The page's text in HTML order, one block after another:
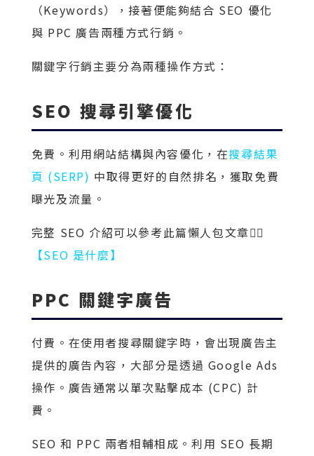
（Keywords），接著便能夠結合 SEO 優化
與 PPC 廣告兩種方式行銷。
關鍵字行銷主要分為兩種操作方式：
SEO 搜尋引擎優化
免費。利用網站結構與內容優化，在搜尋結果
頁 (SERP) 中取得更好的自然排名，獲取免費
曝光及流量。
完整 SEO 介紹可以參考此篇懶人包文章👉🏻
【SEO 是什麼】
PPC 關鍵字廣告
付費。在使用者搜尋關鍵字時，會出現廣告主
提供的廣告內容，大部分是透過 Google Ads
操作。廣告通常以單次點擊成本 (CPC) 計
費。
SEO 和 PPC 兩者相輔相成。利用 SEO 長期